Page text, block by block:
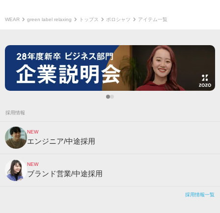
WEAR green label relaxing トップス ポロシャツ アイテム一覧
採用情報
NEW
エンジニア/中途採用
NEW
ブランド営業/中途採用
採用情報一覧